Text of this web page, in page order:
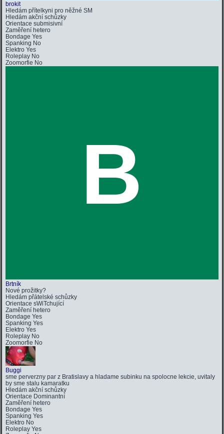
brokit
Hledám přítelkyni pro něžné SM
Hledám akční schůzky
Orientace submisivní
Zaměření hetero
Bondage Yes
Spanking No
Elektro Yes
Roleplay No
Zoomorfie No
B
Brtník
Nové prožitky?
Hledám přátelské schůzky
Orientace sWiTchující
Zaměření hetero
Bondage Yes
Spanking Yes
Elektro Yes
Roleplay No
Zoomorfie No
Buggi
sme perverzny par z Bratislavy a hladame subinku na spolocne lekcie, uvitaly
by sme stalu kamaratku
Hledám akční schůzky
Orientace Dominantní
Zaměření hetero
Bondage Yes
Spanking Yes
Elektro No
Roleplay Yes